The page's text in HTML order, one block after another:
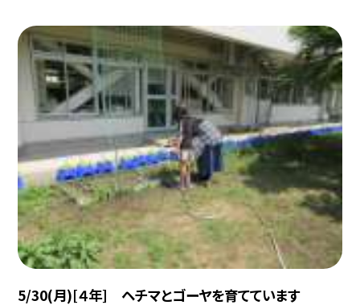
5/30(月)[４年] ヘチマとゴーヤを育てています